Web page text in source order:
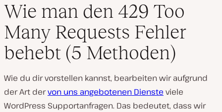
Wie man den 429 Too
Many Requests Fehler
behebt (5 Methoden)
Wie du dir vorstellen kannst, bearbeiten wir aufgrund
der Art dervon uns angebotenen Dienste viele
WordPress Supportanfragen. Das bedeutet, dass wir